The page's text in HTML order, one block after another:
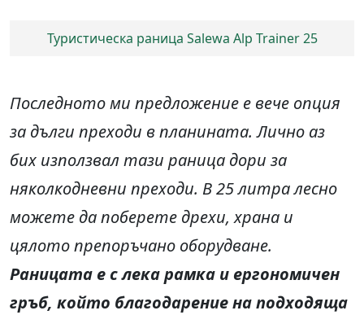
Туристическа раница Salewa Alp Trainer 25
Последното ми предложение е вече опция
за дълги преходи в планината. Лично аз
бих използвал тази раница дори за
няколкодневни преходи. В 25 литра лесно
можете да поберете дрехи, храна и
цялото препоръчано оборудване.
Раницата е с лека рамка и ергономичен
гръб, който благодарение на подходяща